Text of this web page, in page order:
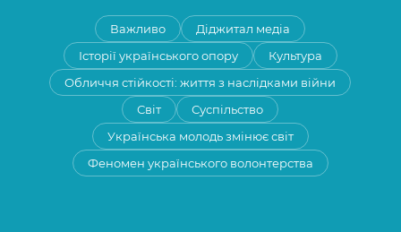
Важливо
Діджитал медіа
Історії українського опору
Культура
Обличчя стійкості: життя з наслідками війни
Світ
Суспільство
Українська молодь змінює світ
Феномен українського волонтерства